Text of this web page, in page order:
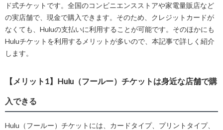
ド式チケットです。全国のコンビニエンスストアや家電量販店など
の実店舗で、現金で購入できます。そのため、クレジットカードが
なくても、Huluの支払いに利用することが可能です。そのほかにも
Huluチケットを利用するメリットが多いので、本記事で詳しく紹介
します。
【メリット1】Hulu（フールー）チケットは身近な店舗で購
入できる
Hulu（フールー）チケットには、カードタイプ、プリントタイプ、